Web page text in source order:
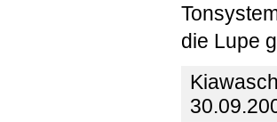
die Lupe